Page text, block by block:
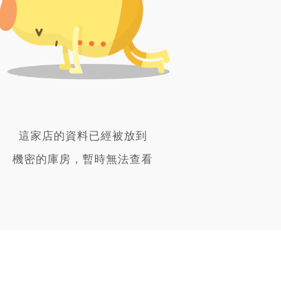
這家店的資料已經被放到
機密的庫房，暫時無法查看